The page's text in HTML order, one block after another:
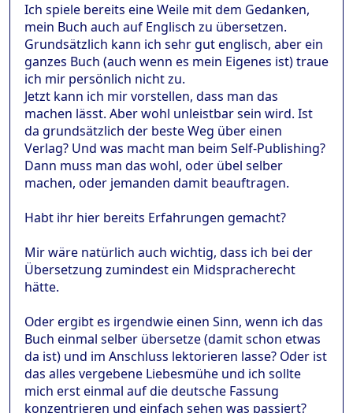
Ich spiele bereits eine Weile mit dem Gedanken,
mein Buch auch auf Englisch zu übersetzen.
Grundsätzlich kann ich sehr gut englisch, aber ein
ganzes Buch (auch wenn es mein Eigenes ist) traue
ich mir persönlich nicht zu.
Jetzt kann ich mir vorstellen, dass man das
machen lässt. Aber wohl unleistbar sein wird. Ist
da grundsätzlich der beste Weg über einen
Verlag? Und was macht man beim Self-Publishing?
Dann muss man das wohl, oder übel selber
machen, oder jemanden damit beauftragen.
Habt ihr hier bereits Erfahrungen gemacht?
Mir wäre natürlich auch wichtig, dass ich bei der
Übersetzung zumindest ein Midspracherecht
hätte.
Oder ergibt es irgendwie einen Sinn, wenn ich das
Buch einmal selber übersetze (damit schon etwas
da ist) und im Anschluss lektorieren lasse? Oder ist
das alles vergebene Liebesmühe und ich sollte
mich erst einmal auf die deutsche Fassung
konzentrieren und einfach sehen was passiert?